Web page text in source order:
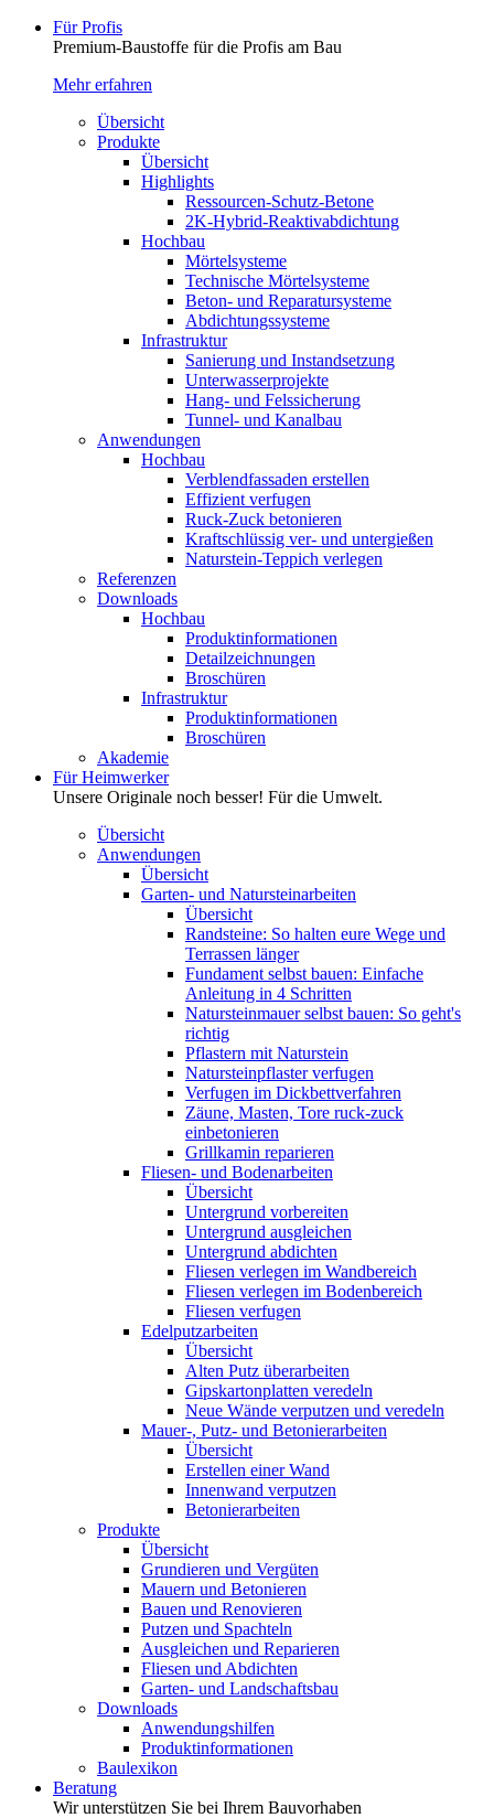
Für Profis
Premium-Baustoffe für die Profis am Bau
Mehr erfahren
Übersicht
Produkte
Übersicht
Highlights
Ressourcen-Schutz-Betone
2K-Hybrid-Reaktivab­dichtung
Hochbau
Mörtelsysteme
Technische Mörtelsysteme
Beton- und Reparatursysteme
Abdichtungssysteme
Infrastruktur
Sanierung und Instandsetzung
Unterwasserprojekte
Hang- und Felssicherung
Tunnel- und Kanalbau
Anwendungen
Hochbau
Verblendfassaden erstellen
Effizient verfugen
Ruck-Zuck betonieren
Kraftschlüssig ver- und untergießen
Naturstein-Teppich verlegen
Referenzen
Downloads
Hochbau
Produktinformationen
Detailzeichnungen
Broschüren
Infrastruktur
Produktinformationen
Broschüren
Akademie
Für Heimwerker
Unsere Originale noch besser! Für die Umwelt.
Übersicht
Anwendungen
Übersicht
Garten- und Natursteinarbeiten
Übersicht
Randsteine: So halten eure Wege und
Terrassen länger
Fundament selbst bauen: Einfache
Anleitung in 4 Schritten
Natursteinmauer selbst bauen: So geht's
richtig
Pflastern mit Naturstein
Natursteinpflaster verfugen
Verfugen im Dickbettverfahren
Zäune, Masten, Tore ruck-zuck
einbetonieren
Grillkamin reparieren
Fliesen- und Bodenarbeiten
Übersicht
Untergrund vorbereiten
Untergrund ausgleichen
Untergrund abdichten
Fliesen verlegen im Wandbereich
Fliesen verlegen im Bodenbereich
Fliesen verfugen
Edelputzarbeiten
Übersicht
Alten Putz überarbeiten
Gipskartonplatten veredeln
Neue Wände verputzen und veredeln
Mauer-, Putz- und Betonierarbeiten
Übersicht
Erstellen einer Wand
Innenwand verputzen
Betonierarbeiten
Produkte
Übersicht
Grundieren und Vergüten
Mauern und Betonieren
Bauen und Renovieren
Putzen und Spachteln
Ausgleichen und Reparieren
Fliesen und Abdichten
Garten- und Landschaftsbau
Downloads
Anwendungshilfen
Produktinformationen
Baulexikon
Beratung
Wir unterstützen Sie bei Ihrem Bauvorhaben